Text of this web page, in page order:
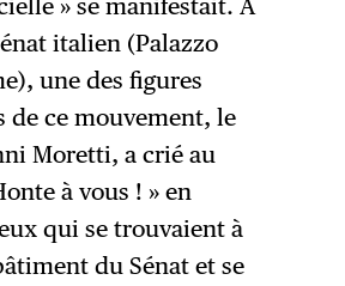
» se manifestait. À
italien (Palazzo
une des figures
de ce mouvement, le
Moretti, a crié au
à vous ! » en
qui se trouvaient à
du Sénat et se